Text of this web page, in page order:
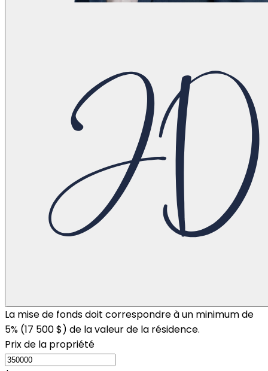
La mise de fonds doit correspondre à un minimum de
5% (17 500 $) de la valeur de la résidence.
Prix de la propriété